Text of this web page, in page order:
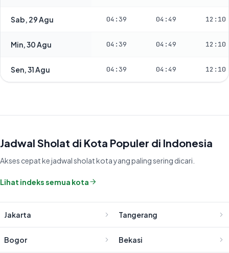
Sab, 29 Agu 04:39 04:49 12:10
Min, 30 Agu 04:39 04:49 12:10
Sen, 31 Agu 04:39 04:49 12:10
Jadwal Sholat di Kota Populer di Indonesia
Akses cepat ke jadwal sholat kota yang paling sering dicari.
Lihat indeks semua kota
Jakarta Tangerang
Bogor Bekasi